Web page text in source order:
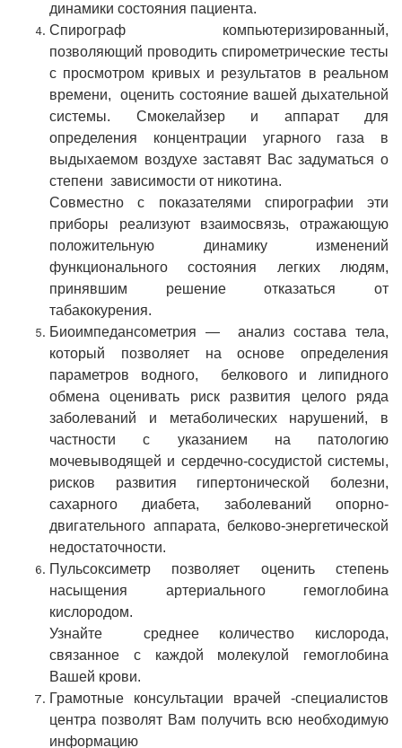
динамики состояния пациента.
Спирограф компьютеризированный,
позволяющий проводить спирометрические тесты
с просмотром кривых и результатов в реальном
времени, оценить состояние вашей дыхательной
системы. Смокелайзер и аппарат для
определения концентрации угарного газа в
выдыхаемом воздухе заставят Вас задуматься о
степени зависимости от никотина.
Совместно с показателями спирографии эти
приборы реализуют взаимосвязь, отражающую
положительную динамику изменений
функционального состояния легких людям,
принявшим решение отказаться от
табакокурения.
Биоимпедансометрия — анализ состава тела,
который позволяет на основе определения
параметров водного, белкового и липидного
обмена оценивать риск развития целого ряда
заболеваний и метаболических нарушений, в
частности с указанием на патологию
мочевыводящей и сердечно-сосудистой системы,
рисков развития гипертонической болезни,
сахарного диабета, заболеваний опорно-
двигательного аппарата, белково-энергетической
недостаточности.
Пульсоксиметр позволяет оценить степень
насыщения артериального гемоглобина
кислородом.
Узнайте среднее количество кислорода,
связанное с каждой молекулой гемоглобина
Вашей крови.
Грамотные консультации врачей -специалистов
центра позволят Вам получить всю необходимую
информацию